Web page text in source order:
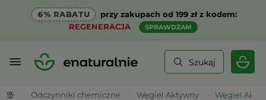
6% RABATU
przy zakupach od 199 zł z kodem:
REGENERACJA
SPRAWDZAM
Szukaj
Odczynniki chemiczne Węgiel Aktywny Węgiel